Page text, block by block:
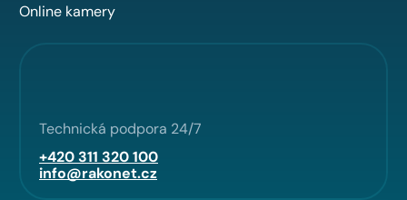
Online kamery
Technická podpora 24/7
+420 311 320 100
info@rakonet.cz